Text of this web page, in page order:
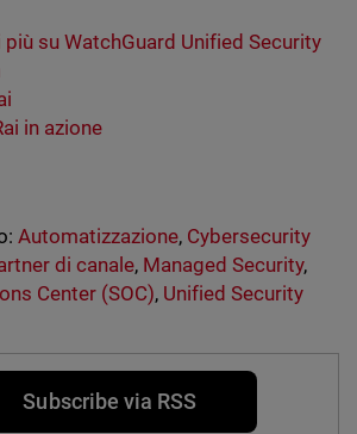
su WatchGuard Unified Security
in azione
Automatizzazione, Cybersecurity
di canale, Managed Security,
Center (SOC), Unified Security
Subscribe via RSS